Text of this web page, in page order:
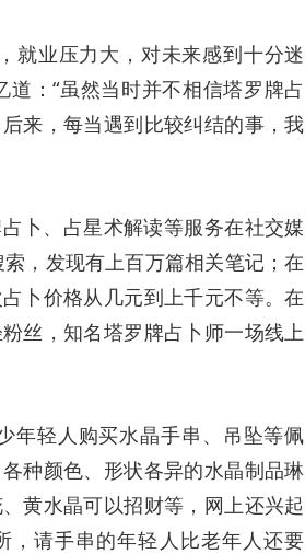
就业压力大，对未来感到十分迷
：“虽然当时并不相信塔罗牌占
来，每当遇到比较纠结的事，我
卜、占星术解读等服务在社交媒
，发现有上百万篇相关笔记；在
卜价格从几元到上千元不等。在
丝，知名塔罗牌占卜师一场线上
年轻人购买水晶手串、吊坠等佩
种颜色、形状各异的水晶制品琳
黄水晶可以招财等，网上还兴起
，请手串的年轻人比老年人还要